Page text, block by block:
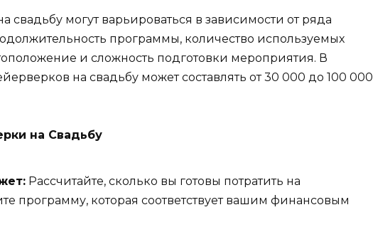
могут варьироваться в зависимости от ряда
программы, количество используемых
и сложность подготовки мероприятия. В
на свадьбу может составлять от 30 000 до 100 000
на Свадьбу
Рассчитайте, сколько вы готовы потратить на
программу, которая соответствует вашим финансовым